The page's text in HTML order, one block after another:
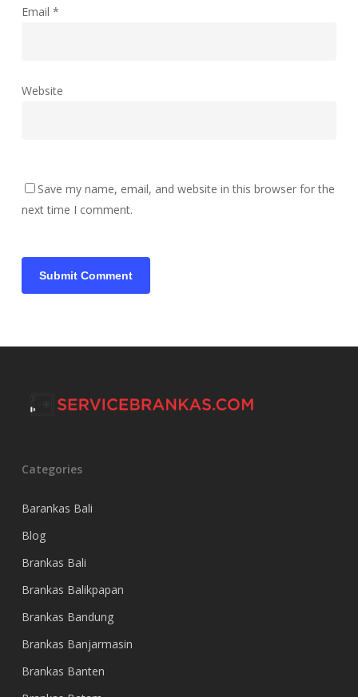
Email *
Website
Save my name, email, and website in this browser for the
next time I comment.
Categories
Barankas Bali
Blog
Brankas Bali
Brankas Balikpapan
Brankas Bandung
Brankas Banjarmasin
Brankas Banten